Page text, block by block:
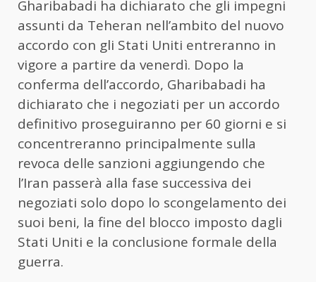
Gharibabadi ha dichiarato che gli impegni
assunti da Teheran nell’ambito del nuovo
accordo con gli Stati Uniti entreranno in
vigore a partire da venerdì. Dopo la
conferma dell’accordo, Gharibabadi ha
dichiarato che i negoziati per un accordo
definitivo proseguiranno per 60 giorni e si
concentreranno principalmente sulla
revoca delle sanzioni aggiungendo che
l’Iran passerà alla fase successiva dei
negoziati solo dopo lo scongelamento dei
suoi beni, la fine del blocco imposto dagli
Stati Uniti e la conclusione formale della
guerra.